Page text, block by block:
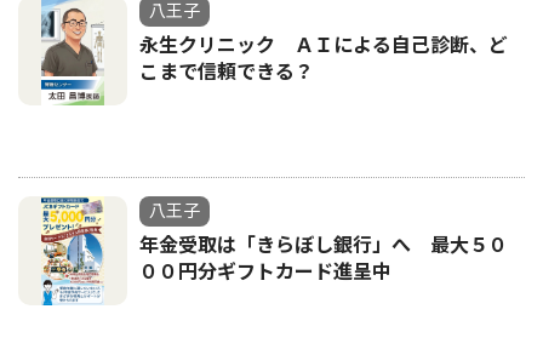
八王子
永生クリニック ＡＩによる自己診断、ど
こまで信頼できる？
八王子
年金受取は「きらぼし銀行」へ 最大５０
００円分ギフトカード進呈中